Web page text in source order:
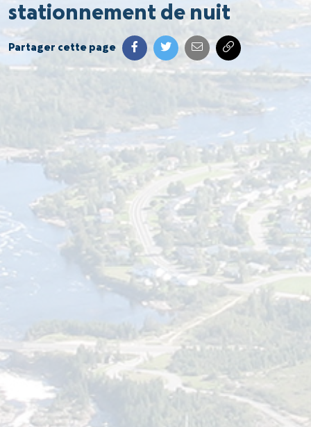
stationnement de nuit
Partager cette page